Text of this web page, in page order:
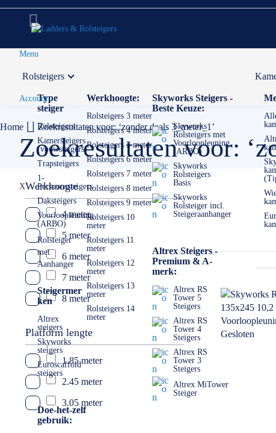
Menu
Rolsteigers
Type
steiger
Rolsteigers
Kamersteigers
(vouwsteigers)
Trapsteigers
1-
Persoonssteigers
Daksteigers
Voorloopleuning
(ARBO)
Rolsteiger
met
Aanhanger
Steigermer
ken
Altrex
steigers
Skyworks
steigers
Euroscaffold
steigers
Doe-het-zelf
gebruik:
Werkhoogte:
Rolsteigers 3 meter
Rolsteigers 4 meter
Rolsteigers 5 meter
Rolsteigers 6 meter
Rolsteigers 7 meter
Rolsteigers 8 meter
Rolsteigers 9 meter
Rolsteigers 10
meter
Rolsteigers 11
meter
Rolsteigers 12
meter
Rolsteigers 13
meter
Rolsteigers 14
meter
Skyworks Steigers -
Beste Keuze:
Skyworks
Rolsteigers met
Voorloopleuning
(ARBO)
Skyworks
Rolsteigers
Basis
Skyworks
Rolsteiger incl.
Steigeraanhanger
Altrex Steigers -
Premium & A-
merk:
Altrex RS
Tower 5
Steigers
Altrex RS
Tower 4
Steigers
Altrex RS
Tower 3
Steigers
Altrex MiTower
Steiger
Account
Home Zoekresultaten voor: ‘zonder deals 3_meter_1’
Zoekresultaten voor:
XWerkhoogte
4 meter
5 meter
6 meter
7 meter
8 meter
9 meter
10 meter
11 meter
12 meter
13 meter
14 meter
Platform lengte
1.85 meter
2.45 meter
3.05 meter